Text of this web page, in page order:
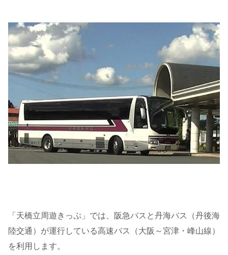
「天橋立周遊きっぷ」では、阪急バスと丹海バス（丹後海
陸交通）が運行している高速バス（大阪～宮津・峰山線）
を利用します。